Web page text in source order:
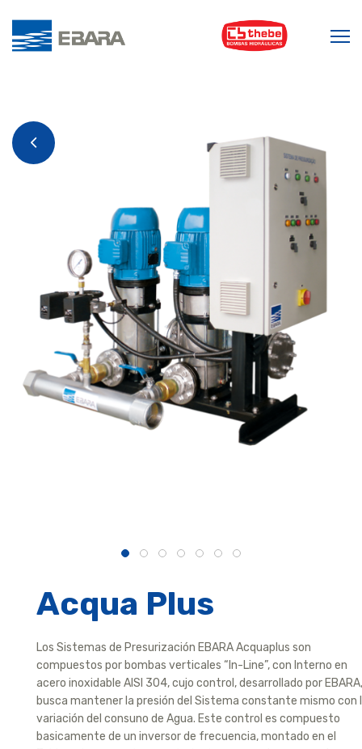
Acqua Plus
Los Sistemas de Presurización EBARA Acquaplus son
compuestos por bombas verticales “In-Line”, con Interno en
acero inoxidable AISI 304, cujo control, desarrollado por EBARA,
busca mantener la presión del Sistema constante mismo con
variación del consuno de Agua. Este control es compuesto
basicamente de un inversor de frecuencia, montado en el